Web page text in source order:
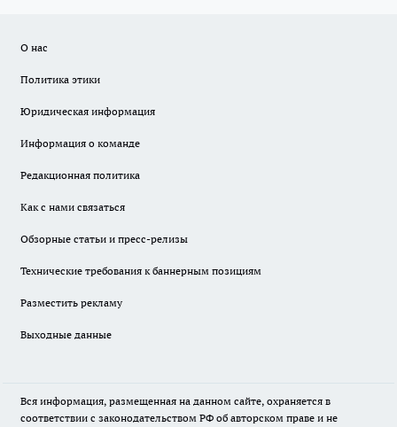
О нас
Политика этики
Юридическая информация
Информация о команде
Редакционная политика
Как с нами связаться
Обзорные статьи и пресс-релизы
Технические требования к баннерным позициям
Разместить рекламу
Выходные данные
Вся информация, размещенная на данном сайте, охраняется в
соответствии с законодательством РФ об авторском праве и не